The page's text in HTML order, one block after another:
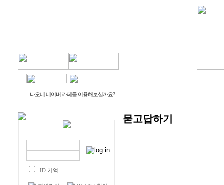
나오네 네이버 카페를 이용해보실까요?..
ID 기억
묻고답하기